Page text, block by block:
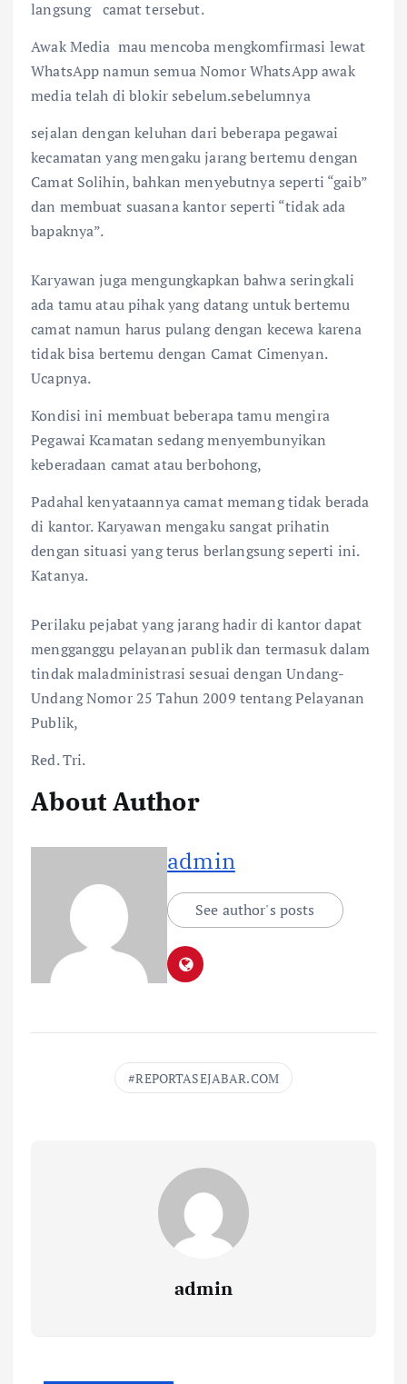
langsung camat tersebut.
Awak Media mau mencoba mengkomfirmasi lewat
WhatsApp namun semua Nomor WhatsApp awak
media telah di blokir sebelum.sebelumnya
sejalan dengan keluhan dari beberapa pegawai
kecamatan yang mengaku jarang bertemu dengan
Camat Solihin, bahkan menyebutnya seperti “gaib”
dan membuat suasana kantor seperti “tidak ada
bapaknya”.
Karyawan juga mengungkapkan bahwa seringkali
ada tamu atau pihak yang datang untuk bertemu
camat namun harus pulang dengan kecewa karena
tidak bisa bertemu dengan Camat Cimenyan.
Ucapnya.
Kondisi ini membuat beberapa tamu mengira
Pegawai Kcamatan sedang menyembunyikan
keberadaan camat atau berbohong,
Padahal kenyataannya camat memang tidak berada
di kantor. Karyawan mengaku sangat prihatin
dengan situasi yang terus berlangsung seperti ini.
Katanya.
Perilaku pejabat yang jarang hadir di kantor dapat
mengganggu pelayanan publik dan termasuk dalam
tindak maladministrasi sesuai dengan Undang-
Undang Nomor 25 Tahun 2009 tentang Pelayanan
Publik,
Red. Tri.
About Author
admin
See author's posts
REPORTASEJABAR.COM
admin